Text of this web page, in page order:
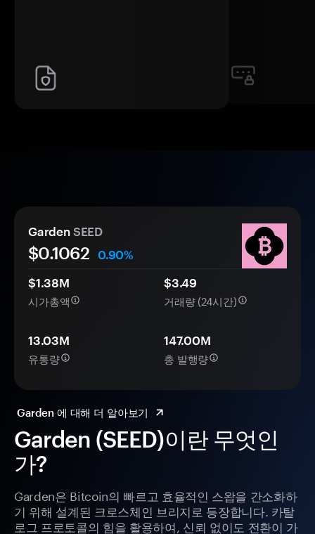
Garden (SEED)이란 무엇인
가?
Garden은 Bitcoin의 빠르고 효율적인 스왑을 간소화하
기 위해 설계된 크로스체인 브리지로 등장합니다. 카탈
로그 프로토콜의 힘을 활용하여, 신뢰 없이도 전환이 가
Garden SEED
$0.1062
0.90%
$1.38M
시가총액
$3.49
거래량 (24시간)
13.03M
유통량
147.00M
총 발행량
Garden 에 대해 더 알아보기